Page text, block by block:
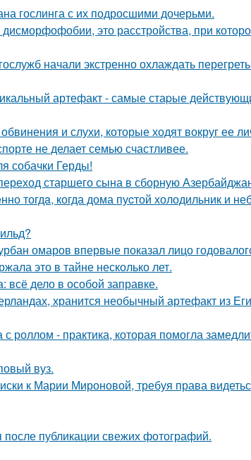
гослинга с их подросшими дочерьми.
это расстройства, при
начали экстренно охлаждать
артефакт - самые стаpые
и слухи, которые ходят вокруг ее
не делает семью счастливее.
собачки Герды!
старшего сына в сборную
тогдa, когда дома пуcтой холодильник и
омаров впервые показал лицо
это в тайне несколько лет.
всё дело в особой заправке.
хранится необычный артефакт из
роллом - практика, которая помогла
вуз.
к Марии Мироновой, требуя права
публикации свежих фотографий.